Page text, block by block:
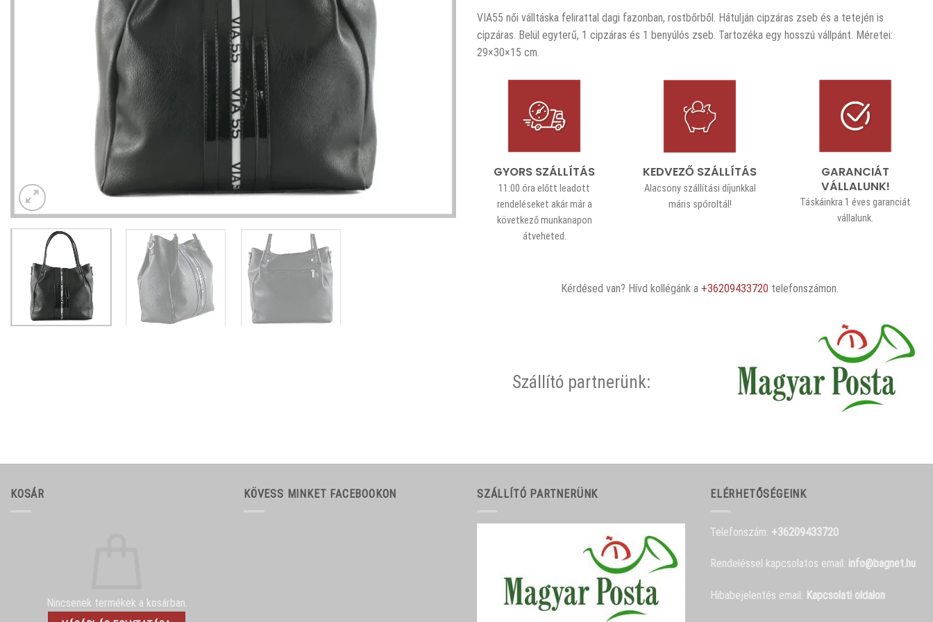
VIA55 női válltáska felirattal dagi fazonban, rostbőrből. Hátulján cipzáras zseb és a tetején is
cipzáras. Belül egyterű, 1 cipzáras és 1 benyúlós zseb. Tartozéka egy hosszú vállpánt. Méretei:
29×30×15 cm.
GYORS SZÁLLÍTÁS
11:00 óra előtt leadott
rendeléseket akár már a
következő munkanapon
átveheted.
KEDVEZŐ SZÁLLÍTÁS
Alacsony szállítási díjunkkal
máris spóroltál!
GARANCIÁT
VÁLLALUNK!
Táskáinkra 1 éves garanciát
vállalunk.
Kérdésed van? Hívd kollégánk a +36209433720 telefonszámon.
Szállító partnerünk:
KOSÁR
Nincsenek termékek a kosárban.
KÖVESS MINKET FACEBOOKON SZÁLLÍTÓ PARTNERÜNK ELÉRHETŐSÉGEINK
Telefonszám: +36209433720
Rendeléssel kapcsolatos email: info@bagnet.hu
Hibabejelentés email: Kapcsolati oldalon